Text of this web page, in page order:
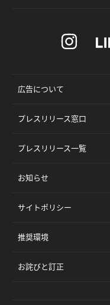
広告について
プレスリリース窓口
プレスリリース一覧
お知らせ
サイトポリシー
推奨環境
お詫びと訂正